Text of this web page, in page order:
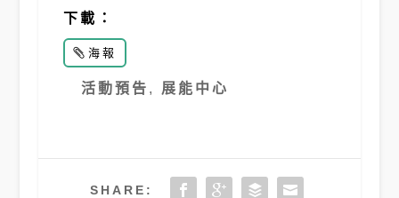
下載：
海報
活動預告 , 展能中心
SHARE: